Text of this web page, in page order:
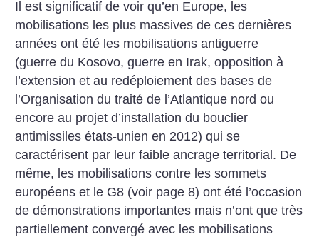
Il est significatif de voir qu’en Europe, les
mobilisations les plus massives de ces dernières
années ont été les mobilisations antiguerre
(guerre du Kosovo, guerre en Irak, opposition à
l’extension et au redéploiement des bases de
l’Organisation du traité de l’Atlantique nord ou
encore au projet d’installation du bouclier
antimissiles états-unien en 2012) qui se
caractérisent par leur faible ancrage territorial. De
même, les mobilisations contre les sommets
européens et le G8 (voir page 8) ont été l’occasion
de démonstrations importantes mais n’ont que très
partiellement convergé avec les mobilisations